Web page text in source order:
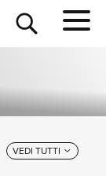
VEDI TUTTI